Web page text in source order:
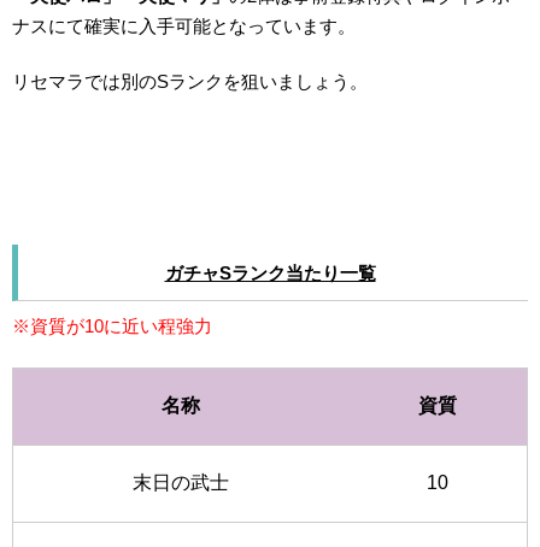
ナスにて確実に入手可能となっています。
リセマラでは別のSランクを狙いましょう。
ガチャSランク当たり一覧
※資質が10に近い程強力
名称 資質
末日の武士 10